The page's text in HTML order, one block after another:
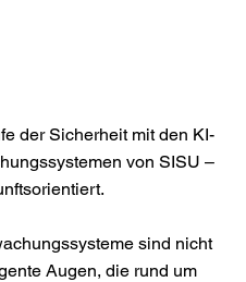
der Sicherheit mit den KI-
von SISU –
sind nicht
Augen, die rund um